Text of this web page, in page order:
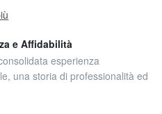
e Affidabilità
esperienza
una storia di professionalità ed